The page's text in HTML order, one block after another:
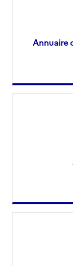
Annuaire